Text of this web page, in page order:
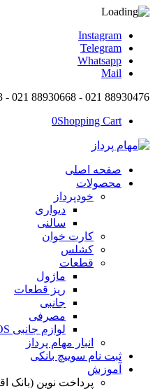
Instagram
Telegram
Whatsapp
Mail
- 021 88930668 - 021 88930476
0Shopping Cart
صفحه اصلی
محصولات
خودپرداز
دیواری
سالنی
کارت خوان
کشلس
قطعات
ماژول
ریز قطعات
جانبی
مصرفی
لوازم جانبی POS
انبار مهام پرداز
ثبت نام سوییچ بانکی
آموزش
پرداخت نوین (بانک